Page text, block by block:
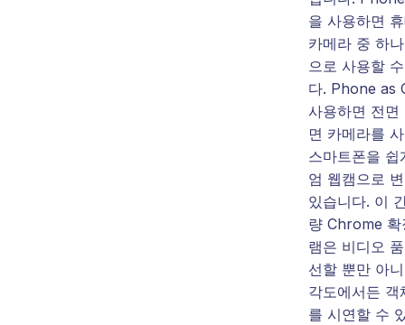
을 사용하면
카메라 중 하
으로 사용할
다. Phone as
사용하면 전면
면 카메라를
스마트폰을 쉽
엄 웹캠으로
있습니다. 이
량 Chrome 확
램은 비디오
선할 뿐만 아
각도에서든 객
를 시연할 수